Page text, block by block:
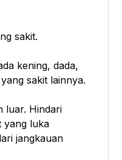
sakit.
kening, dada,
sakit lainnya.
luar. Hindari
yang luka
jangkauan